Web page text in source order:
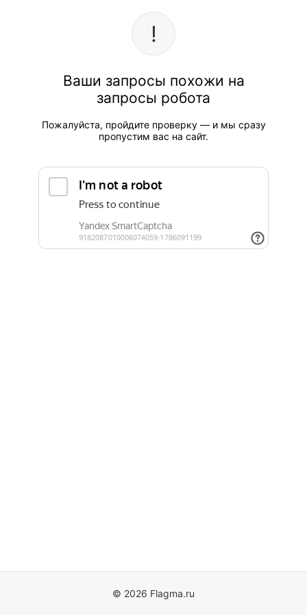
Ваши запросы похожи на
запросы робота
Пожалуйста, пройдите проверку — и мы сразу
пропустим вас на сайт.
© 2026 Flagma.ru